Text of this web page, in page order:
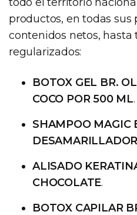
productos, en todas sus
contenidos netos,
regularizados:
BOTOX GEL BR.
COCO POR 500 ML.
SHAMPOO MAGIC
ALISADO
CHOCOLATE.
BOTOX CAPILAR